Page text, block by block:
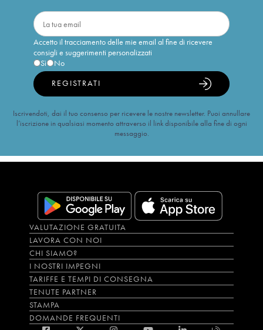
Accetto il tracciamento delle mie email al fine di ricevere
consigli e suggerimenti personalizzati
Sì
No
REGISTRATI
Iscrivendoti, dai il tuo consenso per ricevere le nostre newsletter. Puoi annullare
l’iscrizione in qualsiasi momento attraverso il link disponibile alla fine di ogni
messaggio.
VALUTAZIONE GRATUITA
LAVORA CON NOI
CHI SIAMO?
I NOSTRI IMPEGNI
TARIFFE E TEMPI DI CONSEGNA
TENUTE PARTNER
STAMPA
DOMANDE FREQUENTI